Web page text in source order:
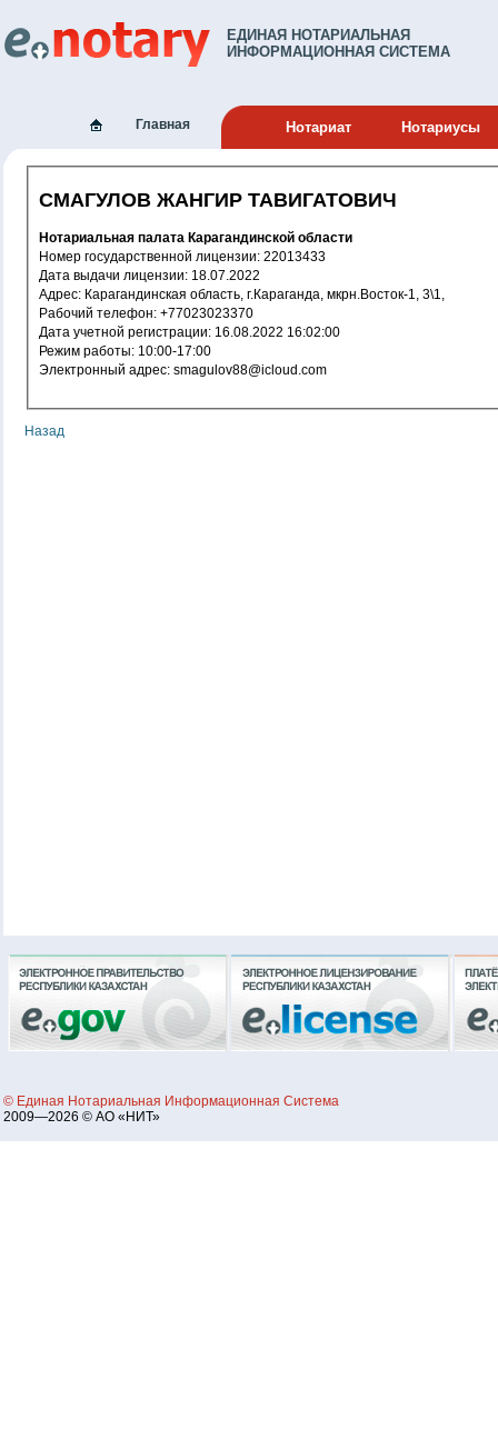
ЕДИНАЯ НОТАРИАЛЬНАЯ
ИНФОРМАЦИОННАЯ СИСТЕМА
Главная Нотариат Нотариусы
СМАГУЛОВ ЖАНГИР ТАВИГАТОВИЧ
Нотариальная палата Карагандинской области
Номер государственной лицензии: 22013433
Дата выдачи лицензии: 18.07.2022
Адрес: Карагандинская область, г.Караганда, мкрн.Восток-1, 3\1,
Рабочий телефон: +77023023370
Дата учетной регистрации: 16.08.2022 16:02:00
Режим работы: 10:00-17:00
Электронный адрес: smagulov88@icloud.com
Назад
© Единая Нотариальная Информационная Система
2009—2026 © АО «НИТ»